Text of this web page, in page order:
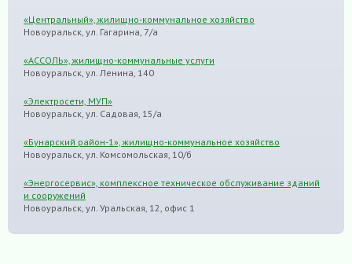
«Центральный», жилищно-коммунальное хозяйство
Новоуральск, ул. Гагарина, 7/а
«АССОЛЬ», жилищно-коммунальные услуги
Новоуральск, ул. Ленина, 140
«Электросети, МУП»
Новоуральск, ул. Садовая, 15/а
«Бунарский район-1», жилищно-коммунальное хозяйство
Новоуральск, ул. Комсомольская, 10/б
«Энергосервис», комплексное техническое обслуживание зданий
и сооружений
Новоуральск, ул. Уральская, 12, офис 1